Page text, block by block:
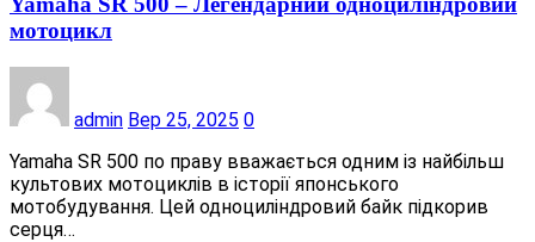
мотоцикл
admin Вер 25, 2025 0
Yamaha SR 500 по праву вважається одним із найбільш
культових мотоциклів в історії японського
мотобудування. Цей одноциліндровий байк підкорив
серця…